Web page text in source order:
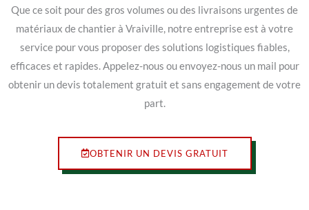
Que ce soit pour des gros volumes ou des livraisons urgentes de
matériaux de chantier à Vraiville, notre entreprise est à votre
service pour vous proposer des solutions logistiques fiables,
efficaces et rapides. Appelez-nous ou envoyez-nous un mail pour
obtenir un devis totalement gratuit et sans engagement de votre
part.
OBTENIR UN DEVIS GRATUIT